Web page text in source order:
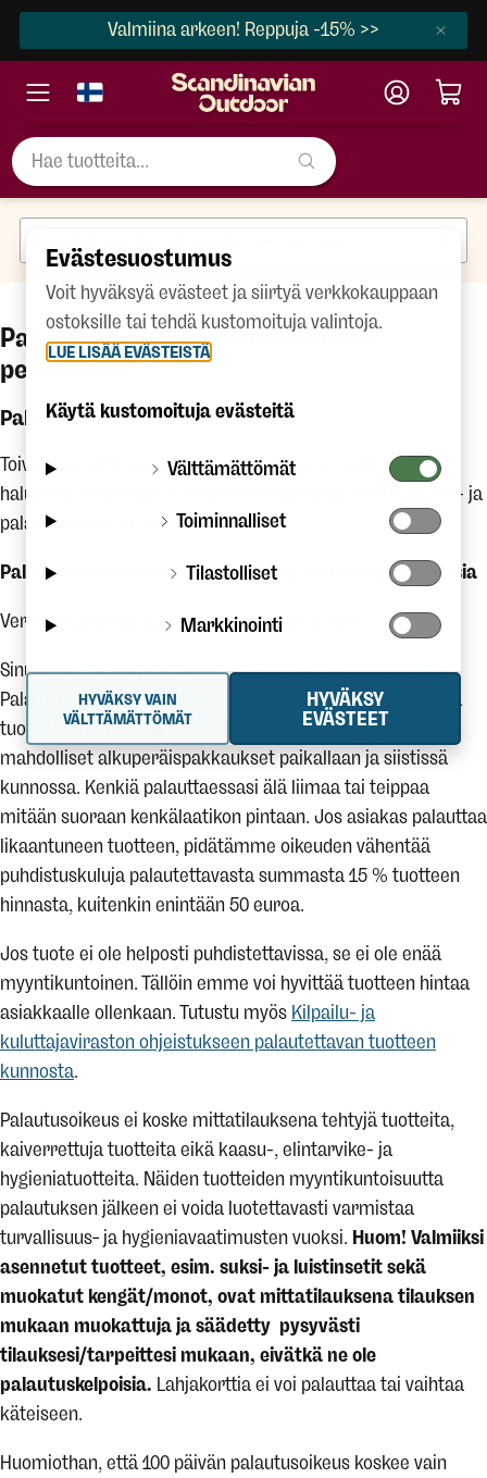
Valmiina arkeen! Reppuja -15% >>
Palautus ja vaihto sekä tilauksen
peruminen
Palautusehdot
Toivomme, että olet tyytyväinen ostoksiisi! Jos kuitenkin
haluat vaihtaa tai palauttaa tuotteita, tutustu ensin vaihto- ja
palautuskäytäntöihimme.
Palautusoikeus koskien verkkokaupassa tehtyjä tilauksia
Verkkokaupan palautusehdot 7.10.2025 alkaen:
Sinulla on 100 päivää palautusaikaa ostohetkestä alkaen.
Palautusoikeus koskee käyttämättömiä ja myyntikuntoisia
tuotteita. Tuotteessa tulee olla hintatiedot, tagit ja
mahdolliset alkuperäispakkaukset paikallaan ja siistissä
kunnossa. Kenkiä palauttaessasi älä liimaa tai teippaa
mitään suoraan kenkälaatikon pintaan. Jos asiakas palauttaa
likaantuneen tuotteen, pidätämme oikeuden vähentää
puhdistuskuluja palautettavasta summasta 15 % tuotteen
hinnasta, kuitenkin enintään 50 euroa.
Jos tuote ei ole helposti puhdistettavissa, se ei ole enää
myyntikuntoinen. Tällöin emme voi hyvittää tuotteen hintaa
asiakkaalle ollenkaan. Tutustu myös Kilpailu- ja
kuluttajaviraston ohjeistukseen palautettavan tuotteen
kunnosta.
Palautusoikeus ei koske mittatilauksena tehtyjä tuotteita,
kaiverrettuja tuotteita eikä kaasu-, elintarvike- ja
hygieniatuotteita. Näiden tuotteiden myyntikuntoisuutta
palautuksen jälkeen ei voida luotettavasti varmistaa
turvallisuus‑ ja hygieniavaatimusten vuoksi. Huom! Valmiiksi
asennetut tuotteet, esim. suksi- ja luistinsetit sekä
muokatut kengät/monot, ovat mittatilauksena tilauksen
mukaan muokattuja ja säädetty pysyvästi
tilauksesi/tarpeittesi mukaan, eivätkä ne ole
palautuskelpoisia. Lahjakorttia ei voi palauttaa tai vaihtaa
käteiseen.
Huomiothan, että 100 päivän palautusoikeus koskee vain
Evästesuostumus
Voit hyväksyä evästeet ja siirtyä verkkokauppaan
ostoksille tai tehdä kustomoituja valintoja.
LUE LISÄÄ EVÄSTEISTÄ
Käytä kustomoituja evästeitä
Välttämättömät
Toiminnalliset
Tilastolliset
Markkinointi
HYVÄKSY
EVÄSTEET
HYVÄKSY VAIN
VÄLTTÄMÄTTÖMÄT